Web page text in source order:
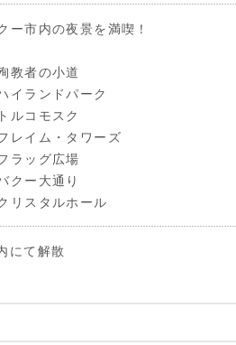
ー市内の夜景を満喫！
教者の小道
イランドパーク
ルコモスク
レイム・タワーズ
ラッグ広場
クー大通り
リスタルホール
にて解散